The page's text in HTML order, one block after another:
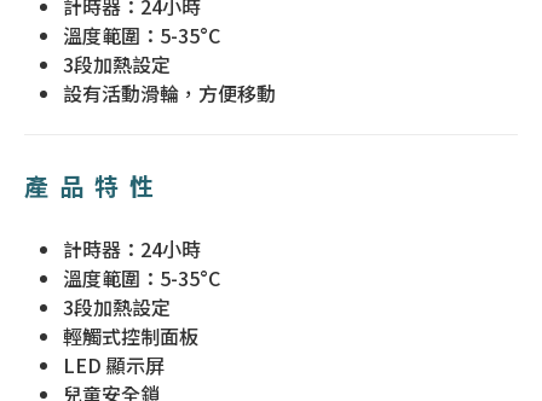
計時器：24小時
溫度範圍：5-35°C
3段加熱設定
設有活動滑輪，方便移動
產品特性
計時器：24小時
溫度範圍：5-35°C
3段加熱設定
輕觸式控制面板
LED 顯示屏
兒童安全鎖